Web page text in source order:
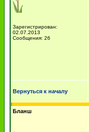
Зарегистрирован:
02.07.2013
Сообщения: 26
Вернуться к началу
Бланш